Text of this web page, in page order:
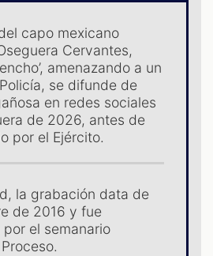
capo mexicano
Cervantes,
amenazando a un
se difunde de
en redes sociales
de 2026, antes de
por el Ejército.
la grabación data de
de 2016 y fue
el semanario